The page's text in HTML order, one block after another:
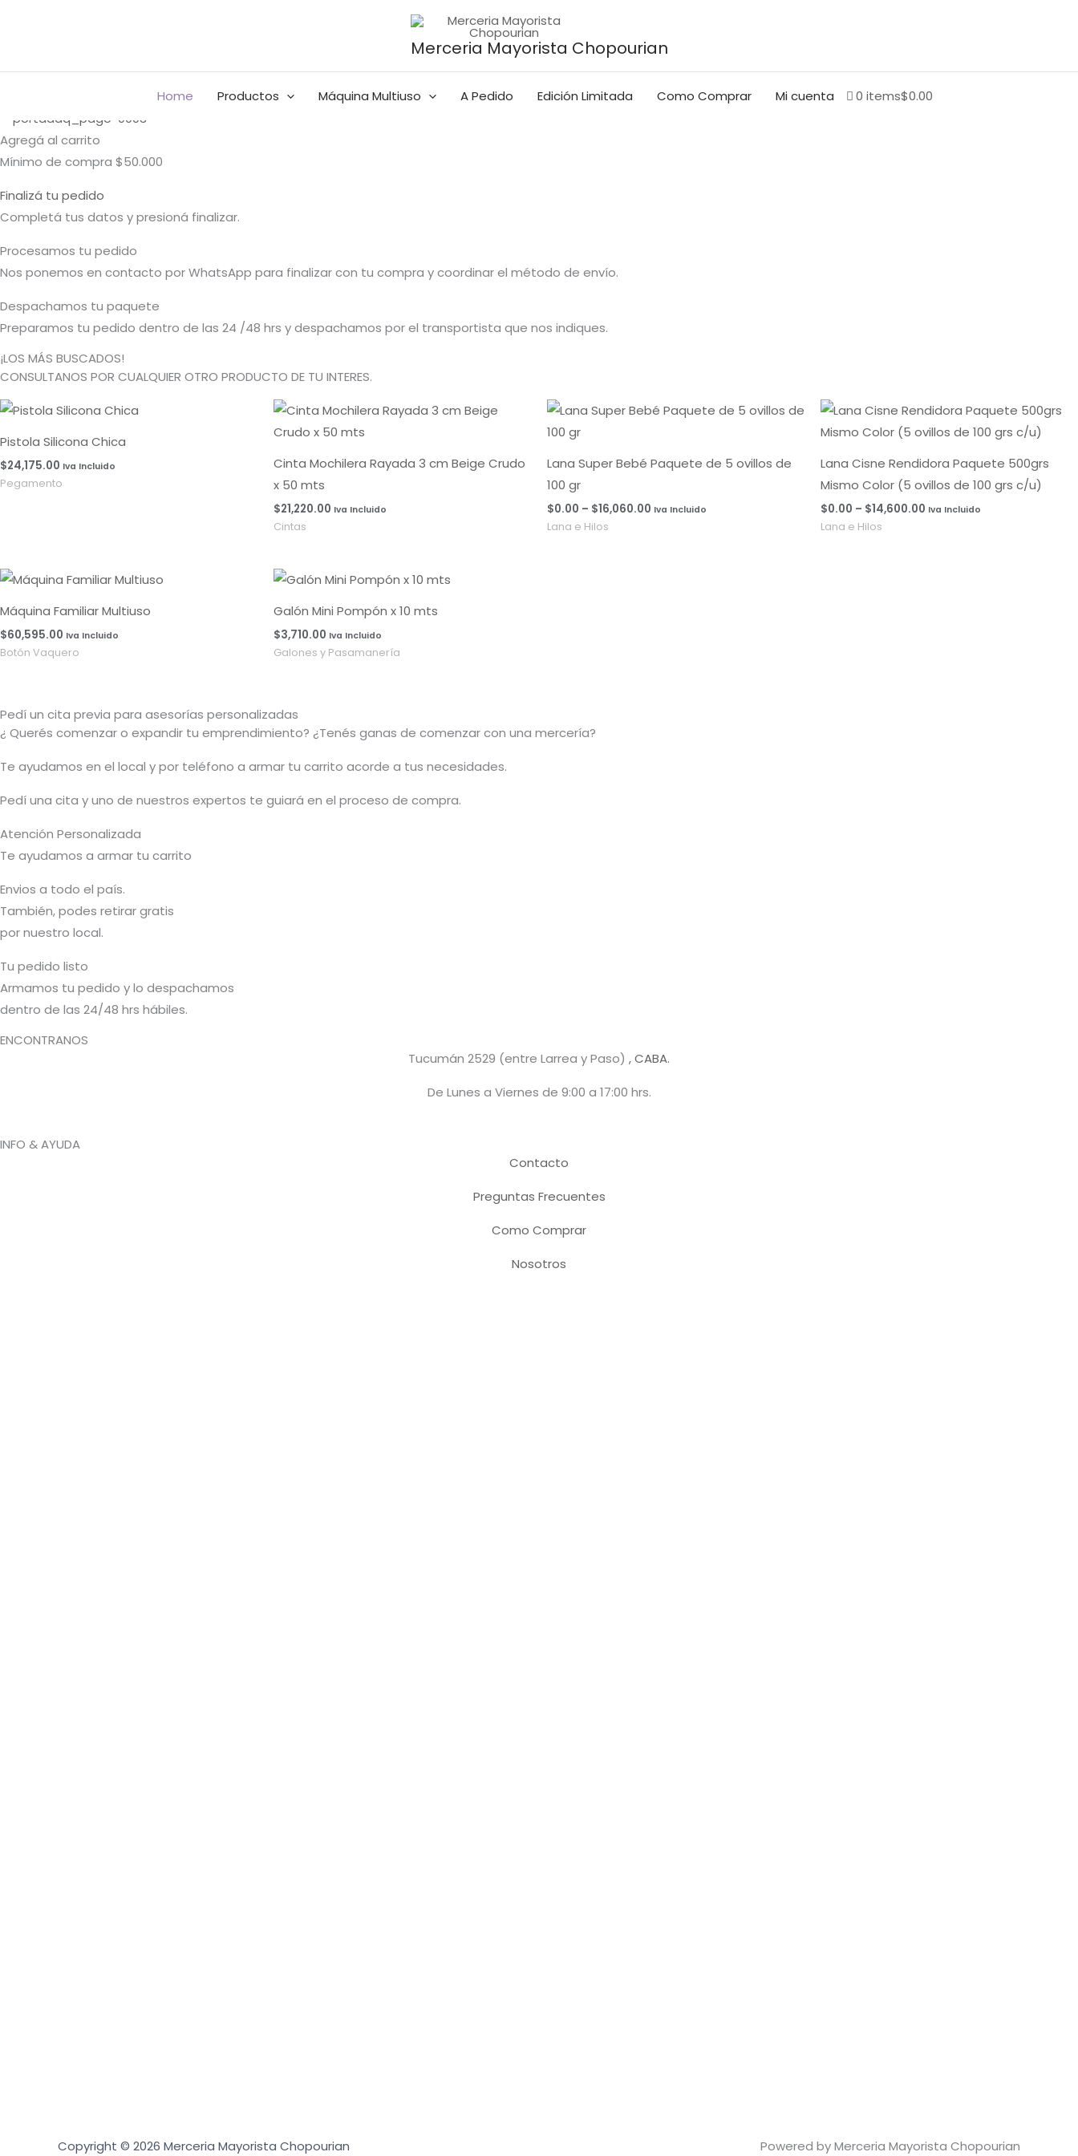
Merceria Mayorista Chopourian
Home Productos Máquina Multiuso A Pedido Edición Limitada Como Comprar Mi cuenta 0 items$0.00
Agregá al carrito
Mínimo de compra $50.000
Finalizá tu pedido
Completá tus datos y presioná finalizar.
Procesamos tu pedido
Nos ponemos en contacto por WhatsApp para finalizar con tu compra y coordinar el método de envío.
Despachamos tu paquete
Preparamos tu pedido dentro de las 24 /48 hrs y despachamos por el transportista que nos indiques.
¡LOS MÁS BUSCADOS!
CONSULTANOS POR CUALQUIER OTRO PRODUCTO DE TU INTERES.
Pistola Silicona Chica
$24,175.00 Iva Incluido
Pegamento
Cinta Mochilera Rayada 3 cm Beige Crudo
x 50 mts
$21,220.00 Iva Incluido
Cintas
Lana Super Bebé Paquete de 5 ovillos de
100 gr
$0.00 – $16,060.00
Rango
de
$0.00
hasta
Iva Incluido
Lana e Hilos
Lana Cisne Rendidora Paquete 500grs
Mismo Color (5 ovillos de 100 grs c/u)
$0.00 – $14,600.00
Rango
de
precios:
$0.00
$14,600.00
Iva Incluido
Lana e Hilos
Máquina Familiar Multiuso
$60,595.00 Iva Incluido
Botón Vaquero
Galón Mini Pompón x 10 mts
$3,710.00 Iva Incluido
Galones y Pasamanería
Pedí un cita previa para asesorías personalizadas
¿ Querés comenzar o expandir tu emprendimiento? ¿Tenés ganas de comenzar con una mercería?
Te ayudamos en el local y por teléfono a armar tu carrito acorde a tus necesidades.
Pedí una cita y uno de nuestros expertos te guiará en el proceso de compra.
Atención Personalizada
Te ayudamos a armar tu carrito
Envios a todo el país.
También, podes retirar gratis
por nuestro local.
Tu pedido listo
Armamos tu pedido y lo despachamos
dentro de las 24/48 hrs hábiles.
ENCONTRANOS
Tucumán 2529 (entre Larrea y Paso) , CABA.
De Lunes a Viernes de 9:00 a 17:00 hrs.
INFO & AYUDA
Contacto
Preguntas Frecuentes
Como Comprar
Nosotros
Copyright © 2026 Merceria Mayorista Chopourian Powered by Merceria Mayorista Chopourian